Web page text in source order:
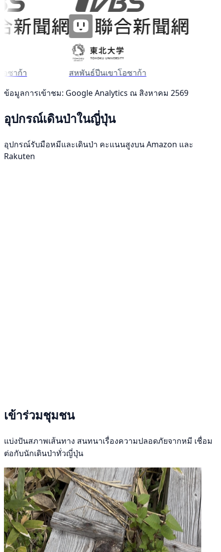
าก้า
สหพันธ์ปีนเขาโอซาก้า
ข้อมูลการเข้าชม: Google Analytics ณ สิงหาคม 2569
อุปกรณ์เดินป่าในญี่ปุ่น
อุปกรณ์รับมือหมีและเดินป่า คะแนนสูงบน Amazon และ
Rakuten
เข้าร่วมชุมชน
แบ่งปันสภาพเส้นทาง สนทนาเรื่องความปลอดภัยจากหมี เชื่อม
ต่อกับนักเดินป่าทั่วญี่ปุ่น